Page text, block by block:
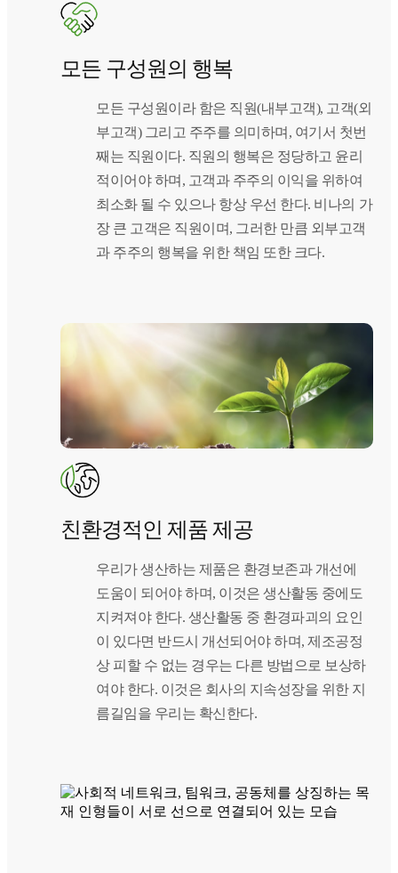
모든 구성원의 행복
모든 구성원이라 함은 직원(내부고객), 고객(외
부고객) 그리고 주주를 의미하며, 여기서 첫번
째는 직원이다. 직원의 행복은 정당하고 윤리
적이어야 하며, 고객과 주주의 이익을 위하여
최소화 될 수 있으나 항상 우선 한다. 비나의 가
장 큰 고객은 직원이며, 그러한 만큼 외부고객
과 주주의 행복을 위한 책임 또한 크다.
친환경적인 제품 제공
우리가 생산하는 제품은 환경보존과 개선에
도움이 되어야 하며, 이것은 생산활동 중에도
지켜져야 한다. 생산활동 중 환경파괴의 요인
이 있다면 반드시 개선되어야 하며, 제조공정
상 피할 수 없는 경우는 다른 방법으로 보상하
여야 한다. 이것은 회사의 지속성장을 위한 지
름길임을 우리는 확신한다.